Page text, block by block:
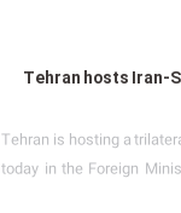
Tehran hosts Iran-
Tehran is hosting a
today in the Foreign